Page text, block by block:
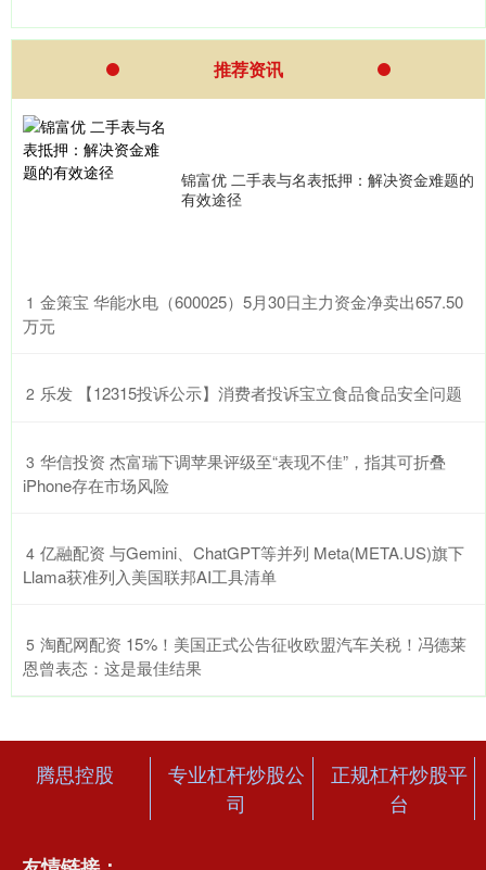
推荐资讯
锦富优 二手表与名表抵押：解决资金难题的
有效途径
1 ​金策宝 华能水电（600025）5月30日主力资金净卖出657.50
万元
2 ​乐发 【12315投诉公示】消费者投诉宝立食品食品安全问题
3 ​华信投资 杰富瑞下调苹果评级至“表现不佳”，指其可折叠
iPhone存在市场风险
4 ​亿融配资 与Gemini、ChatGPT等并列 Meta(META.US)旗下
Llama获准列入美国联邦AI工具清单
5 ​淘配网配资 15%！美国正式公告征收欧盟汽车关税！冯德莱
恩曾表态：这是最佳结果
腾思控股
专业杠杆炒股公
司
正规杠杆炒股平
台